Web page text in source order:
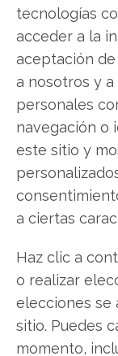
tecnologías
acceder a la
aceptación
a nosotros y
personales
navegación o
este sitio y
a ciertas
Haz clic a
o realizar
elecciones se
sitio. Puedes
momento,
Analista
comercio